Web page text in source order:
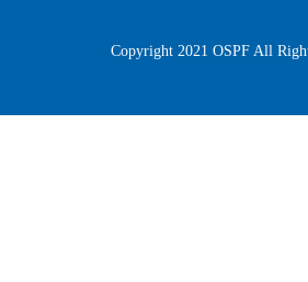
Copyright 2021 OSPF All